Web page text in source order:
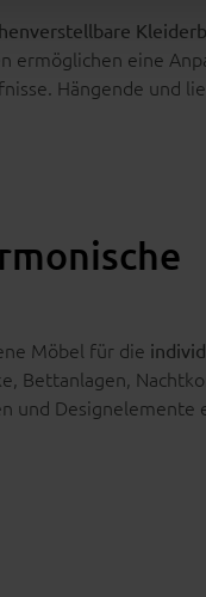
eine
Hängende und
Möbel für die
Bettanlagen,
und